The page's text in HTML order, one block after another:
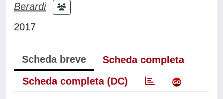
Berardi
2017
Scheda breve
Scheda completa
Scheda completa (DC)